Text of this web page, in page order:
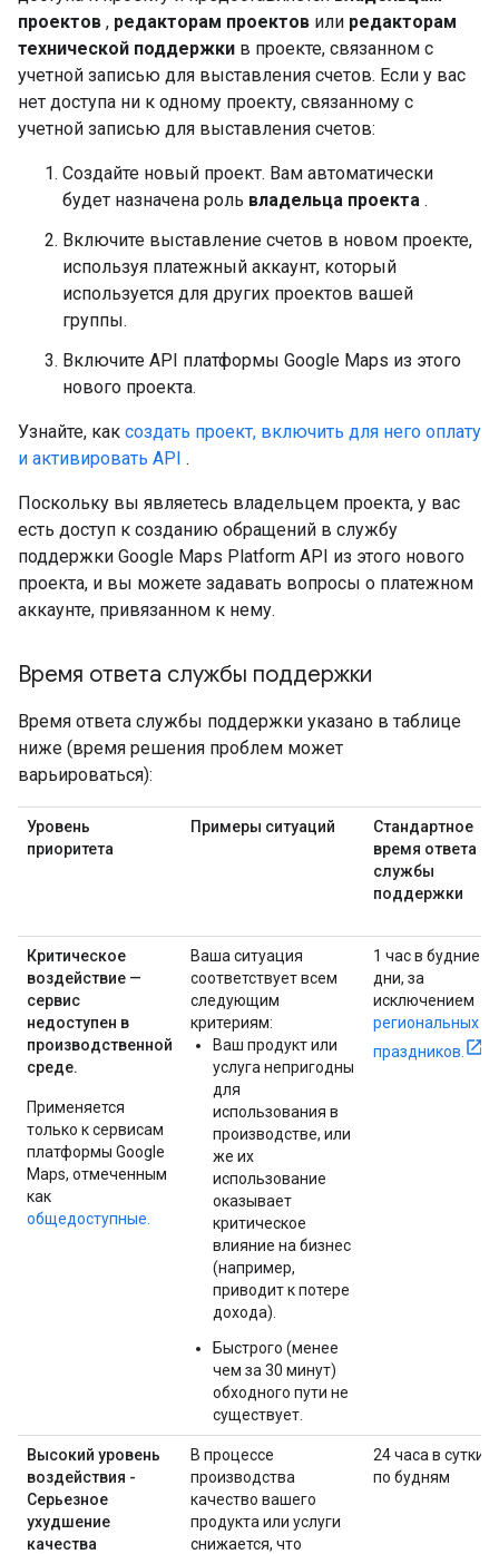
проектов , редакторам проектов или редакторам
технической поддержки в проекте, связанном с
учетной записью для выставления счетов. Если у вас
нет доступа ни к одному проекту, связанному с
учетной записью для выставления счетов:
Создайте новый проект. Вам автоматически
будет назначена роль владельца проекта .
Включите выставление счетов в новом проекте,
используя платежный аккаунт, который
используется для других проектов вашей
группы.
Включите API платформы Google Maps из этого
нового проекта.
Узнайте, как создать проект, включить для него оплату
и активировать API .
Поскольку вы являетесь владельцем проекта, у вас
есть доступ к созданию обращений в службу
поддержки Google Maps Platform API из этого нового
проекта, и вы можете задавать вопросы о платежном
аккаунте, привязанном к нему.
Время ответа службы поддержки
Время ответа службы поддержки указано в таблице
ниже (время решения проблем может
варьироваться):
Уровень
приоритета
Примеры ситуаций
Стандартное
время ответа
службы
поддержки
Критическое
воздействие —
сервис
недоступен в
производственной
среде.
Применяется
только к сервисам
платформы Google
Maps, отмеченным
как
общедоступные.
Ваша ситуация
соответствует всем
следующим
критериям:
Ваш продукт или
услуга непригодны
для
использования в
производстве, или
же их
использование
оказывает
критическое
влияние на бизнес
(например,
приводит к потере
дохода).
Быстрого (менее
чем за 30 минут)
обходного пути не
существует.
1 час в будние
дни, за
исключением
региональных
праздников.
Высокий уровень
воздействия -
Серьезное
ухудшение
качества
В процессе
производства
качество вашего
продукта или услуги
снижается, что
24 часа в сутки
по будням